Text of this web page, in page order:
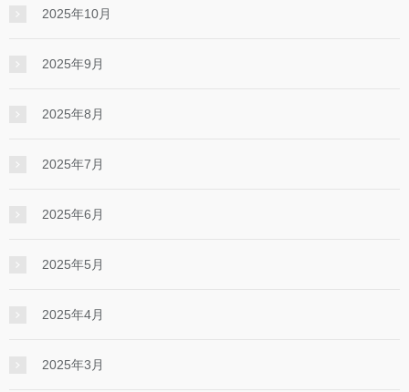
2025年10月
2025年9月
2025年8月
2025年7月
2025年6月
2025年5月
2025年4月
2025年3月